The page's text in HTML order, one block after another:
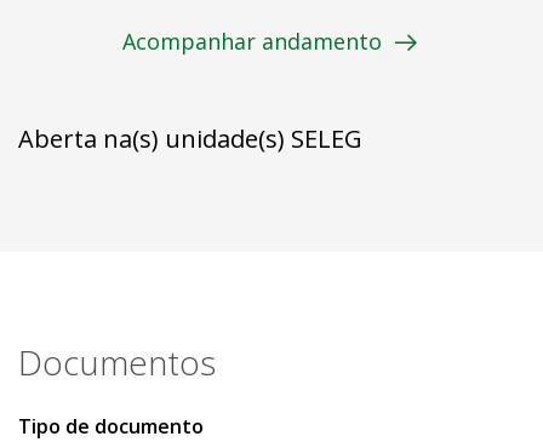
Acompanhar andamento
Aberta na(s) unidade(s) SELEG
Documentos
Tipo de documento